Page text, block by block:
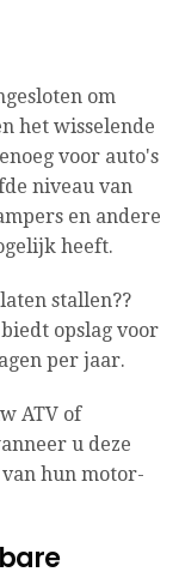
om
het wisselende
voor auto's
niveau van
en andere
heeft.
stallen??
opslag voor
per jaar.
ATV of
u deze
hun motor-